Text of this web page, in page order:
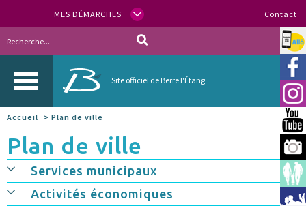
MES DÉMARCHES Contact
Site officiel de Berre l'Étang
Allo
Accueil > Plan de ville
Plan de ville
Services municipaux
Activités économiques